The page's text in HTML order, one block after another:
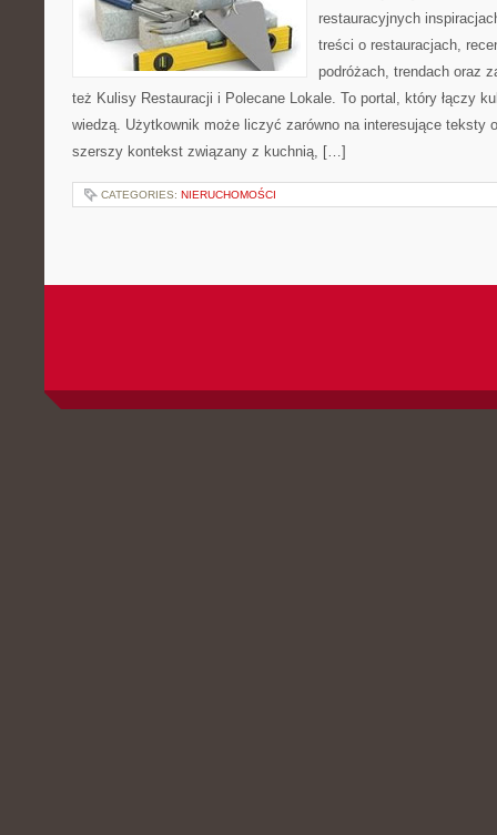
restauracyjnych
treści o restauracjach,
podróżach, trendach oraz
też Kulisy Restauracji i Polecane Lokale. To portal, który łączy
wiedzą. Użytkownik może liczyć zarówno na interesujące teksty
szerszy kontekst związany z kuchnią, […]
CATEGORIES: NIERUCHOMOŚCI